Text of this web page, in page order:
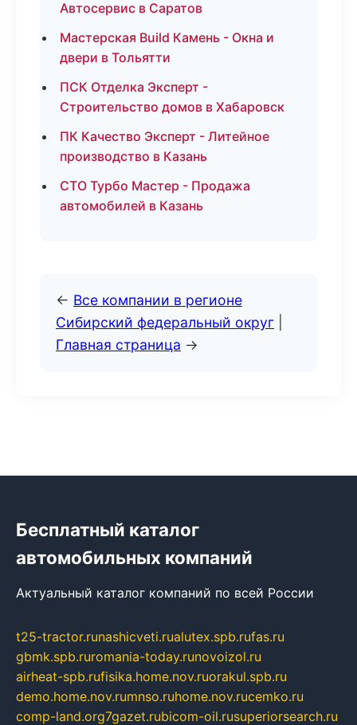
Автосервис в Саратов
Мастерская Build Камень - Окна и
двери в Тольятти
ПСК Отделка Эксперт -
Строительство домов в Хабаровск
ПК Качество Эксперт - Литейное
производство в Казань
СТО Турбо Мастер - Продажа
автомобилей в Казань
← Все компании в регионе
Сибирский федеральный округ
Главная страница →
Бесплатный каталог
автомобильных компаний
Актуальный каталог компаний по всей России
t25-tractor.runashicveti.rualutex.spb.rufas.ru
gbmk.spb.ruromania-today.runovoizol.ru
airheat-spb.rufisika.home.nov.ruorakul.spb.ru
demo.home.nov.rumnso.ruhome.nov.rucemko.ru
comp-land.org7gazet.rubicom-oil.rusuperiorsearch.ru